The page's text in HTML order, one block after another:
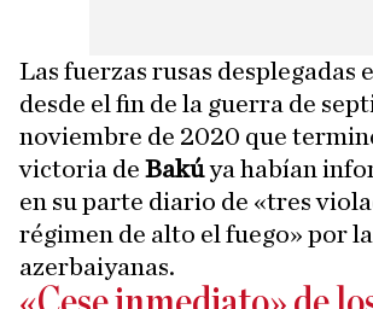
Las fuerzas rusas desplegadas
desde el fin de la guerra de
noviembre de 2020 que
victoria de Bakúya habían
en su parte diario de «tres
régimen de alto el fuego» por
azerbaiyanas.